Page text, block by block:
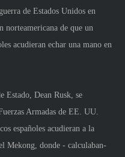
de Estados Unidos en
norteamericana de que un
acudieran echar una mano en
Estado, Dean Rusk, se
Armadas de EE. UU.
españoles acudieran a la
Mekong, donde - calculaban-